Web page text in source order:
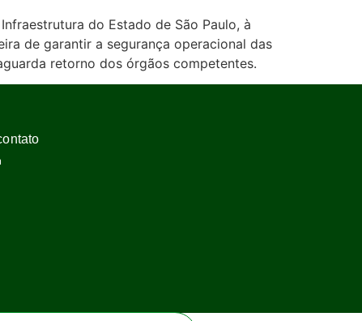
do Estado de São Paulo, à
de garantir a segurança operacional das
retorno dos órgãos competentes.